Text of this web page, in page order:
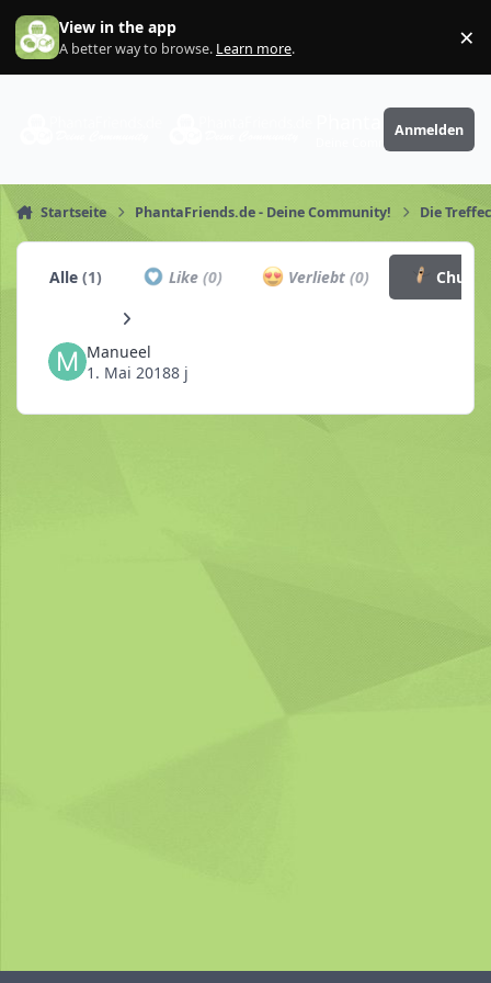
Zum Inhalt springen
View in the app
A better way to browse. Learn more. ×
PhantaFriends.de
Anmelden
Startseite PhantaFriends.de - Deine Community! Die
Alle(1) Like (0) Verliebt(0)
Manueel
1. Mai 20188 j